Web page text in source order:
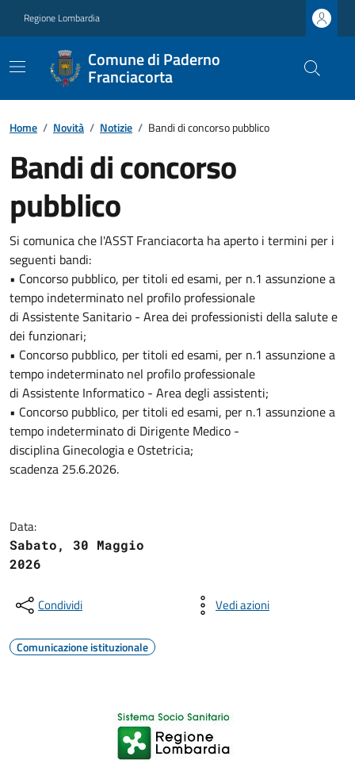
Regione Lombardia
Comune di Paderno
Franciacorta
Home / Novità / Notizie / Bandi di concorso pubblico
Bandi di concorso
pubblico
Si comunica che l'ASST Franciacorta ha aperto i termini per i
seguenti bandi:
• Concorso pubblico, per titoli ed esami, per n.1 assunzione a
tempo indeterminato nel profilo professionale
di Assistente Sanitario - Area dei professionisti della salute e
dei funzionari;
• Concorso pubblico, per titoli ed esami, per n.1 assunzione a
tempo indeterminato nel profilo professionale
di Assistente Informatico - Area degli assistenti;
• Concorso pubblico, per titoli ed esami, per n.1 assunzione a
tempo indeterminato di Dirigente Medico -
disciplina Ginecologia e Ostetricia;
scadenza 25.6.2026.
Data:
Sabato, 30 Maggio
2026
Condividi Vedi azioni
Comunicazione istituzionale